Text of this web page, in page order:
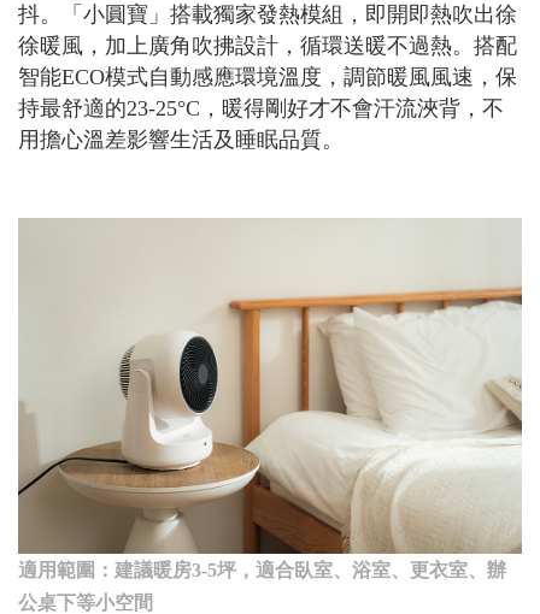
抖。「小圓寶」搭載獨家發熱模組，即開即熱吹出徐
徐暖風，加上廣角吹拂設計，循環送暖不過熱。搭配
智能ECO模式自動感應環境溫度，調節暖風風速，保
持最舒適的23-25°C，暖得剛好才不會汗流浹背，不
用擔心溫差影響生活及睡眠品質。
適用範圍：建議暖房3-5坪，適合臥室、浴室、更衣室、辦
公桌下等小空間